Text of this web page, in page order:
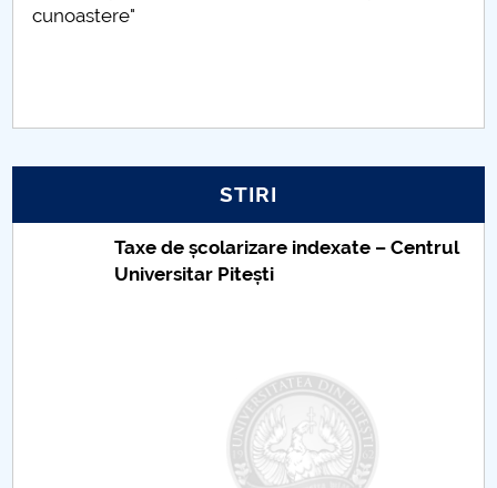
cunoastere"
STIRI
Taxe de școlarizare indexate – Centrul
Universitar Pitești